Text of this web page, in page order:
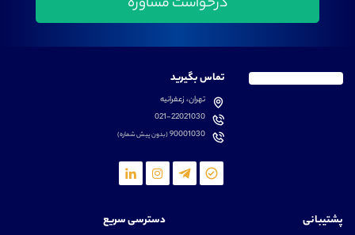
تماس بگیرید
تهران، زعفرانیه
021-22021030
90001030(بدون پیش شماره)
پشتیبانی دسترسی سریع